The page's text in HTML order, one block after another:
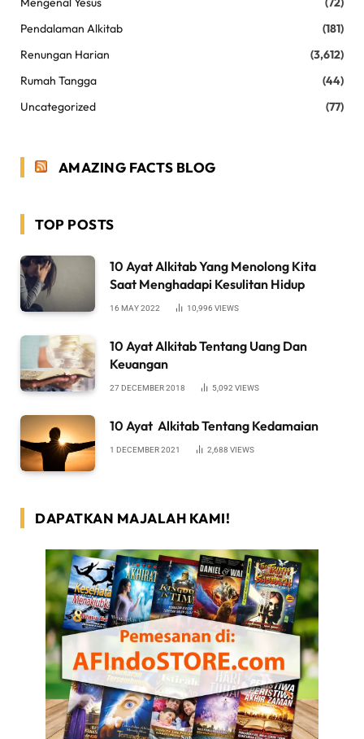
Pendalaman Alkitab
(181)
Renungan Harian
(3,612)
Rumah Tangga
(44)
Uncategorized
(77)
AMAZING FACTS BLOG
TOP POSTS
10 Ayat Alkitab Yang Menolong Kita
Saat Menghadapi Kesulitan Hidup
16 MAY 2022 10,996 VIEWS
10 Ayat Alkitab Tentang Uang Dan
Keuangan
27 DECEMBER 2018 5,092VIEWS
10 Ayat Alkitab Tentang Kedamaian
1 DECEMBER 2021 2,688 VIEWS
DAPATKAN MAJALAH KAMI!